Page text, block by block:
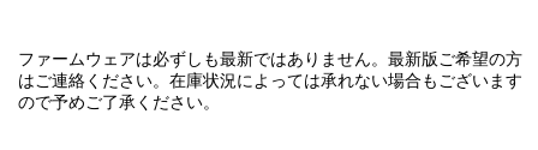
ファームウェアは必ずしも最新ではありません。最新版ご希望の方
はご連絡ください。在庫状況によっては承れない場合もございます
ので予めご了承ください。